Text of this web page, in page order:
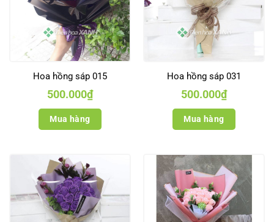
Hoa hồng sáp 015
500.000₫
Mua hàng
Hoa hồng sáp 031
500.000₫
Mua hàng